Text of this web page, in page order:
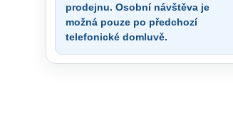
prodejnu. Osobní návštěva je
možná pouze po předchozí
telefonické domluvě.